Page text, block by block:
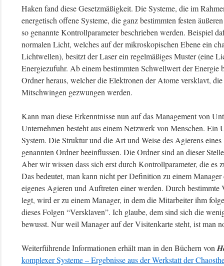
Haken fand diese Gesetzmäßigkeit. Die Systeme, die im
energetisch offene Systeme, die ganz bestimmten festen
so genannte Kontrollparameter beschrieben werden. Beispiel
normalen Licht, welches auf der mikroskopischen Ebene ein
Lichtwellen), besitzt der Laser ein regelmäßiges Muster (eine
Energiezufuhr. Ab einem bestimmten Schwellwert der Energie
Ordner heraus, welcher die Elektronen der Atome versklavt,
Mitschwingen gezwungen werden.
Kann man diese Erkenntnisse nun auf das Management von
Unternehmen besteht aus einem Netzwerk von Menschen. Ein
System. Die Struktur und die Art und Weise des Agierens
genannten Ordner beeinflussen. Die Ordner sind an dieser
Aber wir wissen dass sich erst durch Kontrollparameter, die es
Das bedeutet, man kann nicht per Definition zu einem
eigenes Agieren und Auftreten einer werden. Durch bestimmte
legt, wird er zu einem Manager, in dem die Mitarbeiter ihm
dieses Folgen “Versklaven”. Ich glaube, dem sind sich die
bewusst. Nur weil Manager auf der Visitenkarte steht, ist man
Weiterführende Informationen erhält man in den Büchern von
komplexer Systeme – Ergebnisse aus der Werkstatt der